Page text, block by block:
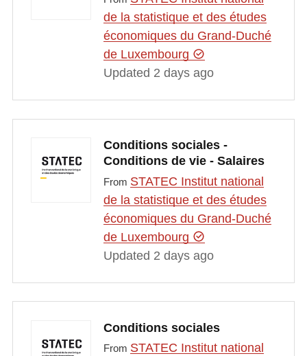
de la statistique et des études
économiques du Grand-Duché
de Luxembourg
Updated 2 days ago
Conditions sociales -
Conditions de vie - Salaires
From STATEC Institut national
de la statistique et des études
économiques du Grand-Duché
de Luxembourg
Updated 2 days ago
Conditions sociales
From STATEC Institut national